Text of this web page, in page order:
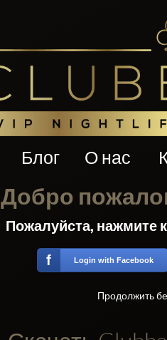
Блог О нас
Добро
Пожалуйста, нажмите
f Login with Facebook
Продолжить